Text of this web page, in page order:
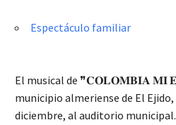
Espectáculo familiar
El musical de ❞𝐂𝐎𝐋𝐎𝐌𝐁𝐈𝐀 𝐌𝐈
municipio almeriense de El
diciembre, al auditorio municipal.